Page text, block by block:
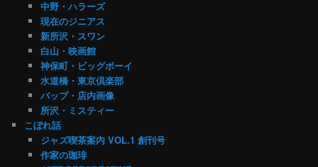
中野・ハラーズ
現在のジニアス
新所沢・スワン
白山・映画館
神保町・ビッグボーイ
水道橋・東京倶楽部
バップ・店内画像
所沢・ミスティー
こぼれ話
ジャズ喫茶案内 VOL.1 創刊号
作家の珈琲